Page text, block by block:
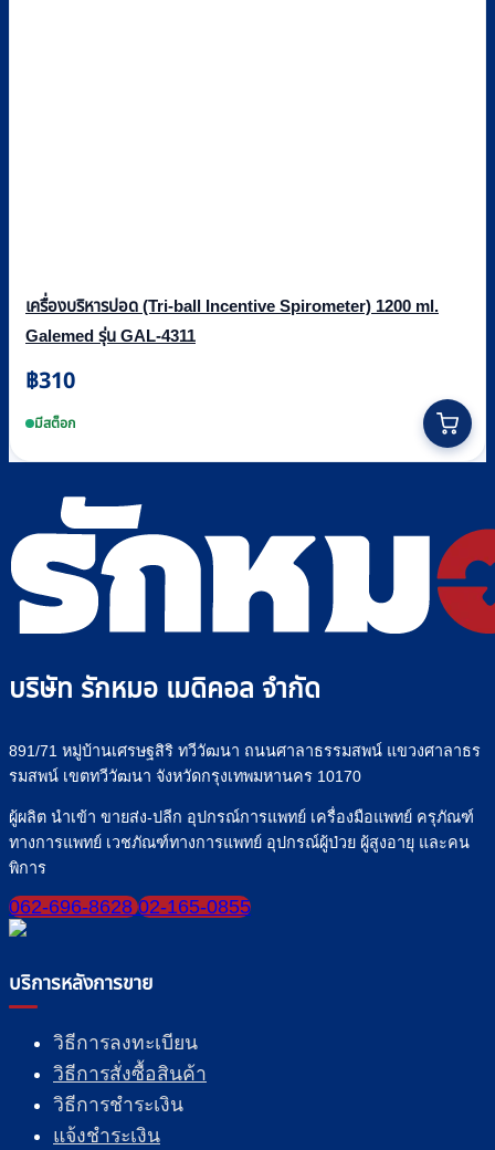
เครื่องบริหารปอด (Tri-ball Incentive Spirometer) 1200 ml.
Galemed รุ่น GAL-4311
฿310
มีสต็อก
บริษัท รักหมอ เมดิคอล จำกัด
891/71 หมู่บ้านเศรษฐสิริ ทวีวัฒนา ถนนศาลาธรรมสพน์ แขวงศาลาธร
รมสพน์ เขตทวีวัฒนา จังหวัดกรุงเทพมหานคร 10170
ผู้ผลิต นำเข้า ขายส่ง-ปลีก อุปกรณ์การแพทย์ เครื่องมือแพทย์ ครุภัณฑ์
ทางการแพทย์ เวชภัณฑ์ทางการแพทย์ อุปกรณ์ผู้ป่วย ผู้สูงอายุ และคน
พิการ
062-696-8628 02-165-0855
บริการหลังการขาย
วิธีการลงทะเบียน
วิธีการสั่งซื้อสินค้า
วิธีการชำระเงิน
แจ้งชำระเงิน